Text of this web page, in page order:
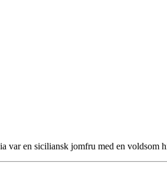
var en siciliansk jomfru med en voldsom